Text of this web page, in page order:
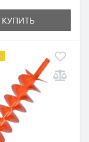
КУПИТЬ